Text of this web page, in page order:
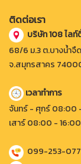
ติดต่อเรา
บริษัท 108 ไล
68/6 ม.3 ต.บางน้ำจื
จ.สมุทรสาคร
เวลาทำการ
จันทร์ - ศุกร์ 08:00
เสาร์ 08:00 -
099-253-